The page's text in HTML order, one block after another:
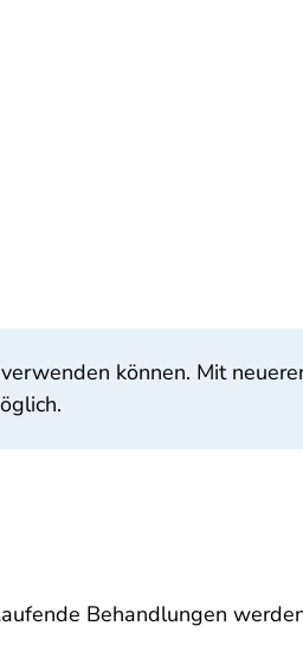
können. Mit
Behandlungen